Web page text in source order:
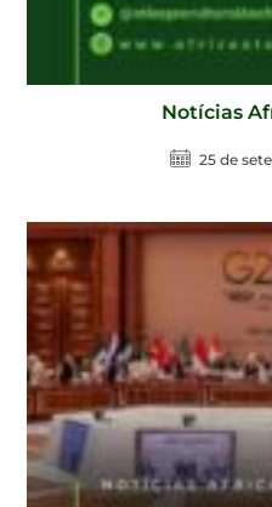
Notícias
25 de